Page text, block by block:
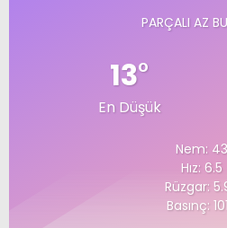
PARÇALI AZ
13°
En Düşük
Nem: 43
Hız: 6.5
Rüzgar:
Basınç: